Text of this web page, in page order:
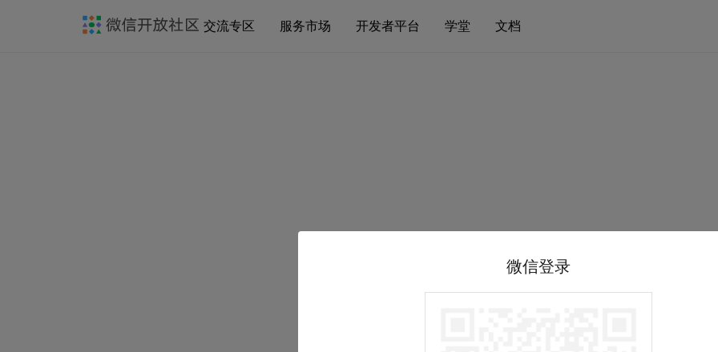
交流专区 服务市场 开发者平台 学堂 文档
微信登录